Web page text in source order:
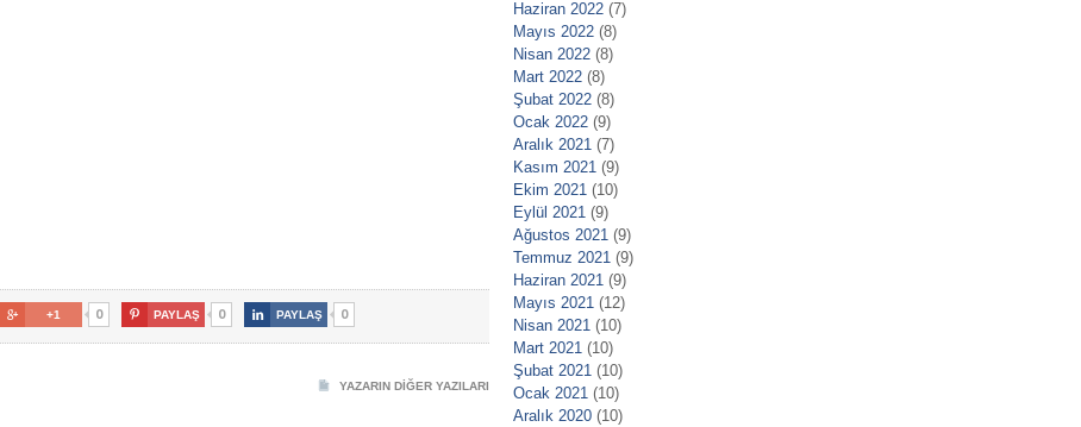
 +1 0  PAYLAŞ 0  PAYLAŞ 0
YAZARIN DIĞER YAZILARI
Haziran 2022 (7)
Mayıs 2022 (8)
Nisan 2022 (8)
Mart 2022 (8)
Şubat 2022 (8)
Ocak 2022 (9)
Aralık 2021 (7)
Kasım 2021 (9)
Ekim 2021 (10)
Eylül 2021 (9)
Ağustos 2021 (9)
Temmuz 2021 (9)
Haziran 2021 (9)
Mayıs 2021 (12)
Nisan 2021 (10)
Mart 2021 (10)
Şubat 2021 (10)
Ocak 2021 (10)
Aralık 2020 (10)